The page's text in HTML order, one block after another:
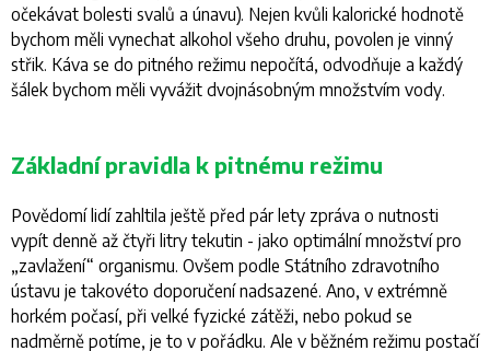
očekávat bolesti svalů a únavu). Nejen kvůli kalorické hodnotě
bychom měli vynechat alkohol všeho druhu, povolen je vinný
střik. Káva se do pitného režimu nepočítá, odvodňuje a každý
šálek bychom měli vyvážit dvojnásobným množstvím vody.
Základní pravidla k pitnému režimu
Povědomí lidí zahltila ještě před pár lety zpráva o nutnosti
vypít denně až čtyři litry tekutin - jako optimální množství pro
„zavlažení“ organismu. Ovšem podle Státního zdravotního
ústavu je takovéto doporučení nadsazené. Ano, v extrémně
horkém počasí, při velké fyzické zátěži, nebo pokud se
nadměrně potíme, je to v pořádku. Ale v běžném režimu postačí